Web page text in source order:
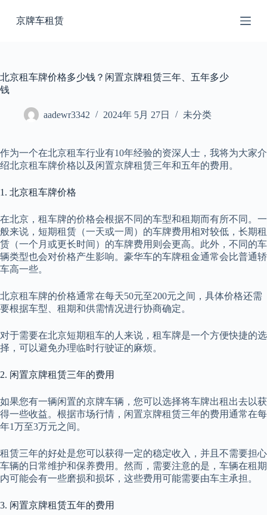
过
京牌车租赁
北京租车牌价格多少钱？闲置京牌租赁三年、五年多少
钱
aadewr3342 2024年 5月 27日 未分类
作为一个在北京租车行业有10年经验的资深人士，我将为大家介
绍北京租车牌价格以及闲置京牌租赁三年和五年的费用。
1. 北京租车牌价格
在北京，租车牌的价格会根据不同的车型和租期而有所不同。一
般来说，短期租赁（一天或一周）的车牌费用相对较低，长期租
赁（一个月或更长时间）的车牌费用则会更高。此外，不同的车
辆类型也会对价格产生影响。豪华车的车牌租金通常会比普通轿
车高一些。
北京租车牌的价格通常在每天50元至200元之间，具体价格还需
要根据车型、租期和供需情况进行协商确定。
对于需要在北京短期租车的人来说，租车牌是一个方便快捷的选
择，可以避免办理临时行驶证的麻烦。
2. 闲置京牌租赁三年的费用
如果您有一辆闲置的京牌车辆，您可以选择将车牌出租出去以获
得一些收益。根据市场行情，闲置京牌租赁三年的费用通常在每
年1万至3万元之间。
租赁三年的好处是您可以获得一定的稳定收入，并且不需要担心
车辆的日常维护和保养费用。然而，需要注意的是，车辆在租期
内可能会有一些磨损和损坏，这些费用可能需要由车主承担。
3. 闲置京牌租赁五年的费用